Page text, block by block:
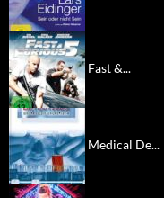
Fast &...
Medical De...